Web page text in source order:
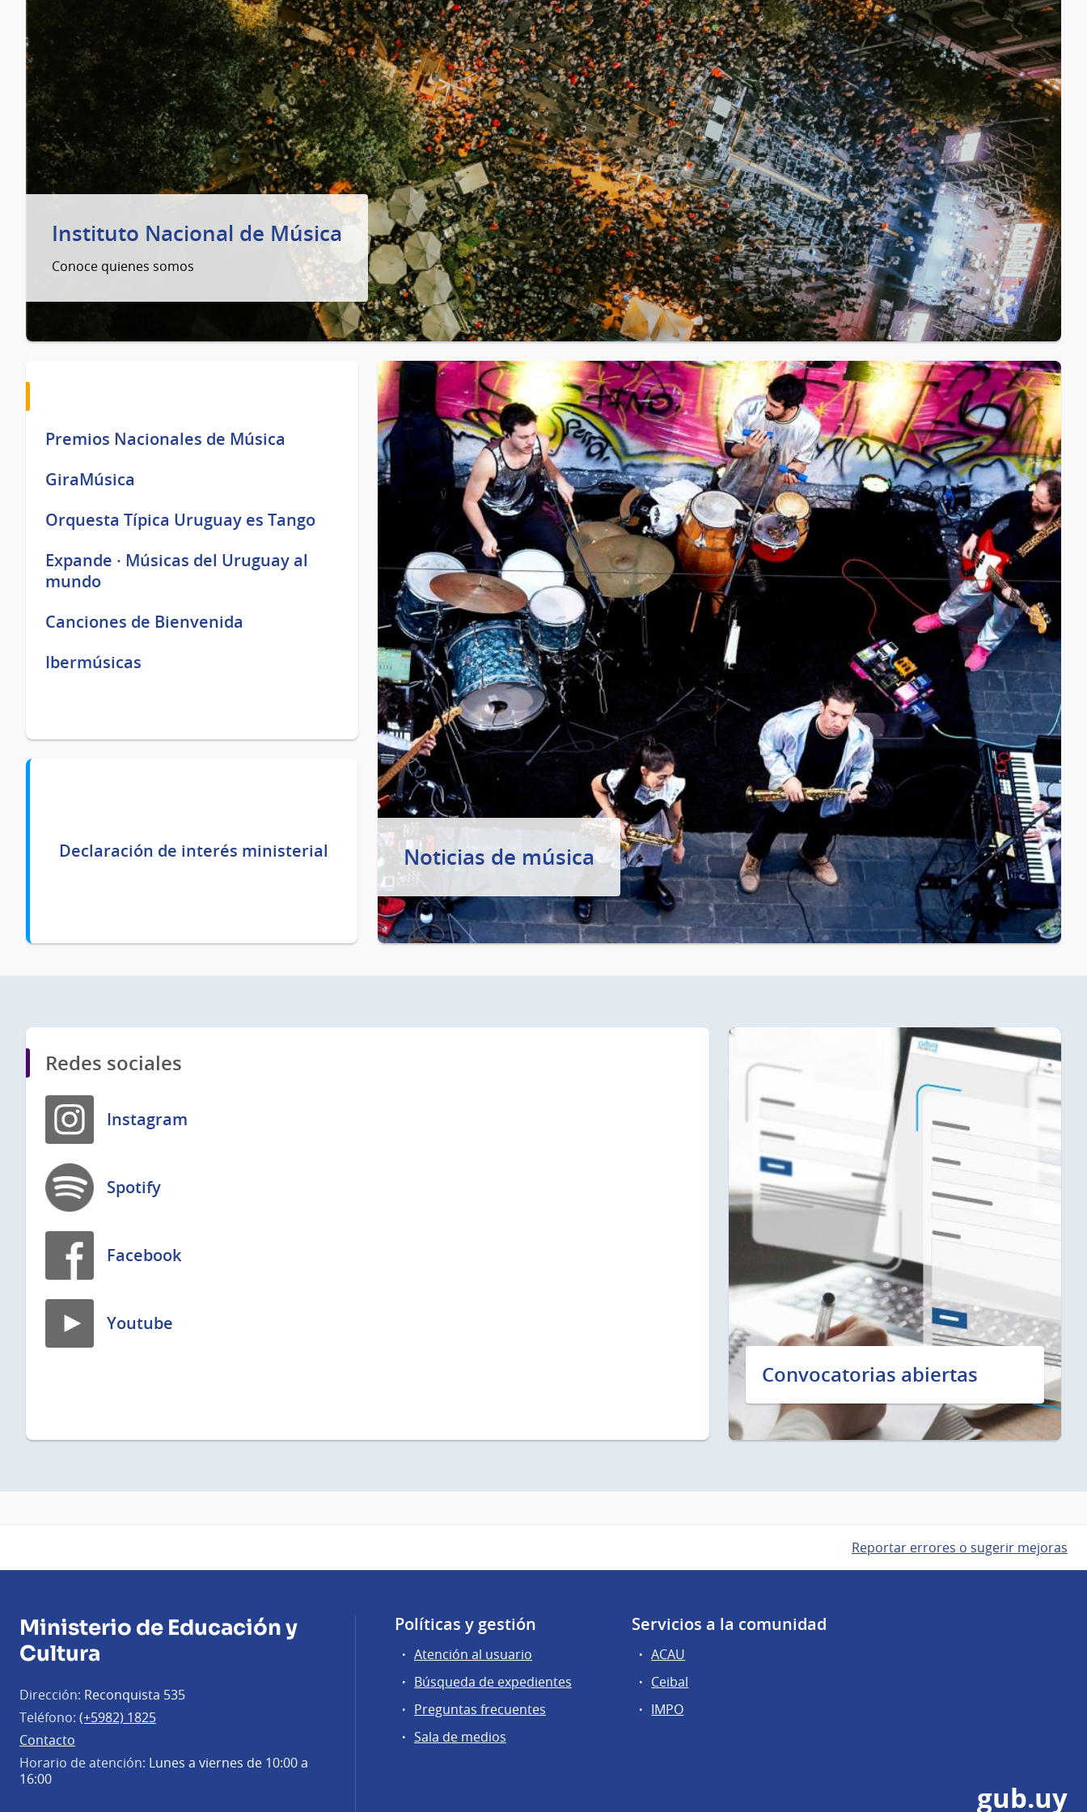
Instituto Nacional de Música
Conoce quienes somos
Premios Nacionales de Música
GiraMúsica
Orquesta Típica Uruguay es Tango
Expande · Músicas del Uruguay al
mundo
Canciones de Bienvenida
Ibermúsicas
Declaración de interés ministerial Noticias de música
Redes sociales
Instagram
Spotify
Facebook
Youtube
Convocatorias abiertas
Reportar errores o sugerir mejoras
Ministerio de Educación y
Cultura
Dirección: Reconquista 535
Teléfono: (+5982) 1825
Contacto
Horario de atención: Lunes a viernes de 10:00 a
16:00
Políticas y gestión
Atención al usuario
Búsqueda de expedientes
Preguntas frecuentes
Sala de medios
Servicios a la comunidad
ACAU
Ceibal
IMPO
gub.uy